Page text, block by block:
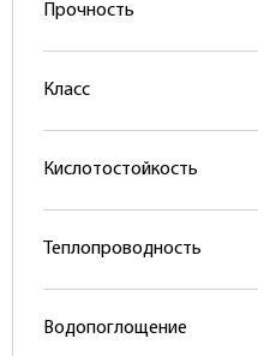
Прочность
Класс
Кислотостойкость
Теплопроводность
Водопоглощение